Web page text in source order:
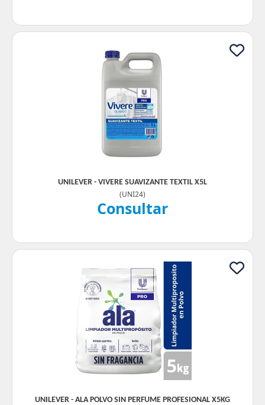
UNILEVER - VIVERE SUAVIZANTE TEXTIL X5L
(UNI24)
Consultar
UNILEVER - ALA POLVO SIN PERFUME PROFESIONAL X5KG